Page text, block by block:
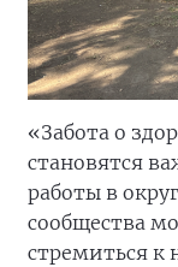
«Забота о
становятся
работы в
сообщества
стремиться